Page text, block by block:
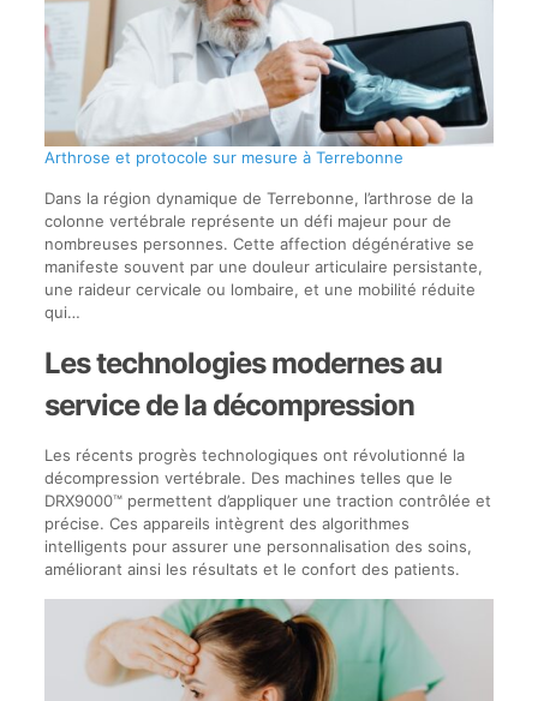
Arthrose et protocole sur mesure à Terrebonne
Dans la région dynamique de Terrebonne, l’arthrose de la
colonne vertébrale représente un défi majeur pour de
nombreuses personnes. Cette affection dégénérative se
manifeste souvent par une douleur articulaire persistante,
une raideur cervicale ou lombaire, et une mobilité réduite
qui…
Les technologies modernes au
service de la décompression
Les récents progrès technologiques ont révolutionné la
décompression vertébrale. Des machines telles que le
DRX9000™ permettent d’appliquer une traction contrôlée et
précise. Ces appareils intègrent des algorithmes
intelligents pour assurer une personnalisation des soins,
améliorant ainsi les résultats et le confort des patients.